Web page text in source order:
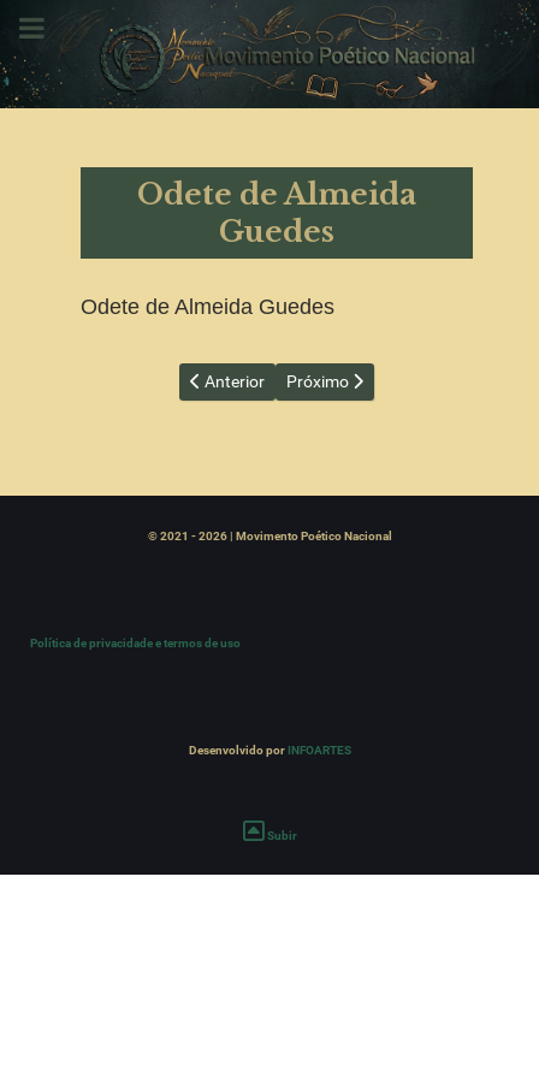
Odete de Almeida
Guedes
Odete de Almeida Guedes
Artigo anterior: Moraes Sarmento
Anterior Próximo artigo: Orestes Turano
Próximo
© 2021 - 2026 | Movimento Poético Nacional
Política de privacidade e termos de uso
Desenvolvido por INFOARTES
Subir